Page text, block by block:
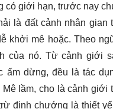
có giới hạn, trước nay
là đất cảnh nhân gian
khởi mê hoặc. Theo
của nó. Từ cảnh giới
ấm dừng, đều là tác
lầm, cho là cảnh giới
định chướng là thiết